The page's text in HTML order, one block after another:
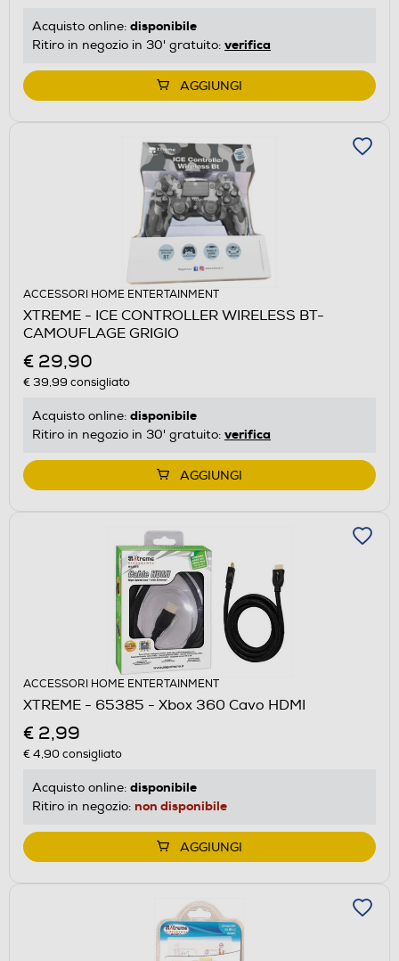
Acquisto online: disponibile
Ritiro in negozio in 30' gratuito: verifica
AGGIUNGI
ACCESSORI HOME ENTERTAINMENT
XTREME - ICE CONTROLLER WIRELESS BT-
CAMOUFLAGE GRIGIO
€ 29,90
€ 39,99 consigliato
Acquisto online: disponibile
Ritiro in negozio in 30' gratuito: verifica
AGGIUNGI
ACCESSORI HOME ENTERTAINMENT
XTREME - 65385 - Xbox 360 Cavo HDMI
€ 2,99
€ 4,90consigliato
Acquisto online: disponibile
Ritiro in negozio: non disponibile
AGGIUNGI